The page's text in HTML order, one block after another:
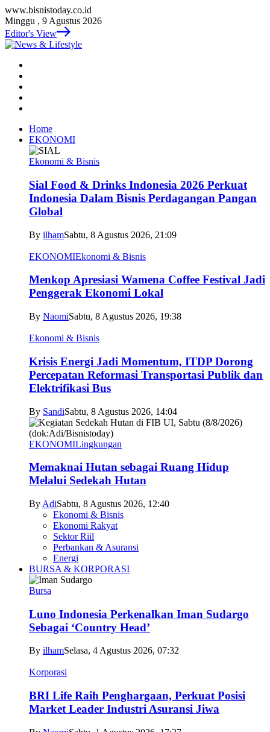
www.bisnistoday.co.id
Minggu , 9 Agustus 2026
Editor's View
Home
EKONOMI
Ekonomi & Bisnis
Sial Food & Drinks Indonesia 2026 Perkuat
Indonesia Dalam Bisnis Perdagangan Pangan
Global
By ilhamSabtu, 8 Agustus 2026, 21:09
EKONOMIEkonomi & Bisnis
Menkop Apresiasi Wamena Coffee Festival Jadi
Penggerak Ekonomi Lokal
By NaomiSabtu, 8 Agustus 2026, 19:38
Ekonomi & Bisnis
Krisis Energi Jadi Momentum, ITDP Dorong
Percepatan Reformasi Transportasi Publik dan
Elektrifikasi Bus
By SandiSabtu, 8 Agustus 2026, 14:04
EKONOMILingkungan
Memaknai Hutan sebagai Ruang Hidup
Melalui Sedekah Hutan
By AdiSabtu, 8 Agustus 2026, 12:40
Ekonomi & Bisnis
Ekonomi Rakyat
Sektor Riil
Perbankan & Asuransi
Energi
BURSA & KORPORASI
Bursa
Luno Indonesia Perkenalkan Iman Sudargo
Sebagai ‘Country Head’
By ilhamSelasa, 4 Agustus 2026, 07:32
Korporasi
BRI Life Raih Penghargaan, Perkuat Posisi
Market Leader Industri Asuransi Jiwa